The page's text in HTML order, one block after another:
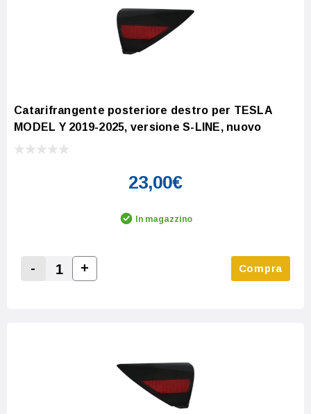
Catarifrangente posteriore destro per TESLA
MODEL Y 2019-2025, versione S-LINE, nuovo
23,00€
In magazzino
Decrease Quantity:
-
Increase Quantity:
+ Compra